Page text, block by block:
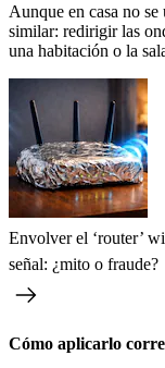
Aunque en casa no
similar: redirigir las
una habitación o la
Envolver el ‘router’
señal: ¿mito o fraude?
Cómo aplicarlo